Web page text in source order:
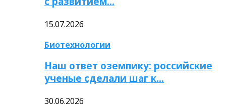
15.07.2026
Биотехнологии
Наш ответ оземпику: российские
ученые сделали шаг к…
30.06.2026